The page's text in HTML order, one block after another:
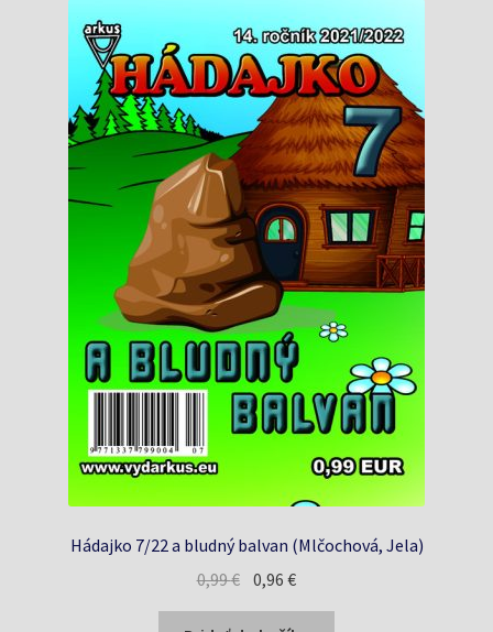
Hádajko 7/22 a bludný balvan (Mlčochová, Jela)
0,99€ Pôvodná
0,96€Aktuálna